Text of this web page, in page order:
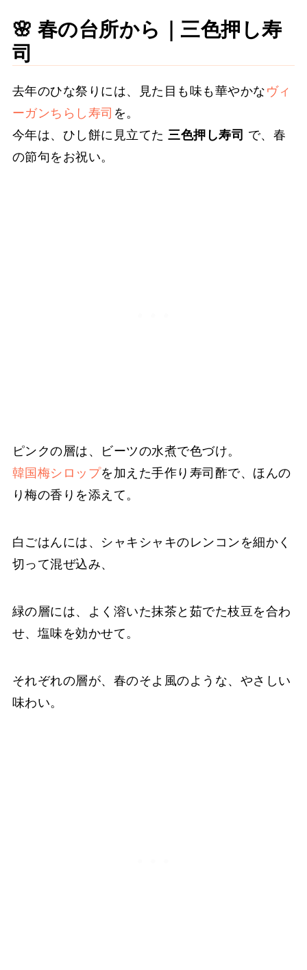
🥗 押し寿司に合うおかず・献立
📚 FAQ
🌷 おすすめレシピ❶ ピンク色が鮮やかな
箸休め
🍱 おすすめレシピ❷ ヴィーガン寿司
🌸 春の台所から｜三色押し寿
司
去年のひな祭りには、見た目も味も華やかなヴィ
ーガンちらし寿司 を。
今年は、ひし餅に見立てた三色押し寿司 で、春
の節句をお祝い。
ピンクの層は、ビーツの水煮で色づけ。
韓国梅シロップを加えた手作り寿司酢で、ほんの
り梅の香りを添えて。
白ごはんには、シャキシャキのレンコンを細かく
切って混ぜ込み、
緑の層には、よく溶いた抹茶と茹でた枝豆を合わ
せ、塩味を効かせて。
それぞれの層が、春のそよ風のような、やさしい
味わい。